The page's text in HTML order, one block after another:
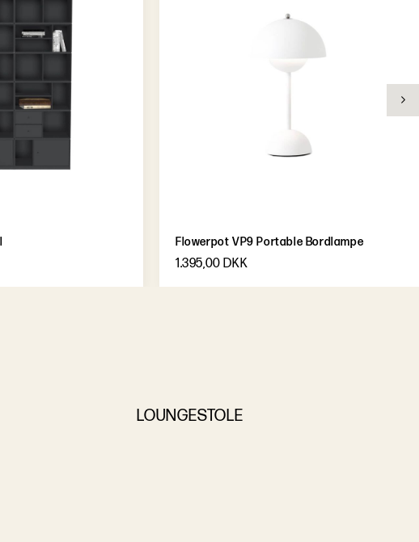
Flowerpot VP9 Portable Bordlampe
1.395,00 DKK
LOUNGESTOLE